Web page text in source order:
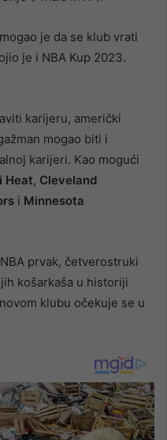
je da se klub vrati
je i NBA Kup 2023.
karijeru, američki
mogao biti i
karijeri. Kao mogući
Heat, Cleveland
i Minnesota
prvak, četverostruki
košarkaša u historiji
klubu očekuje se u